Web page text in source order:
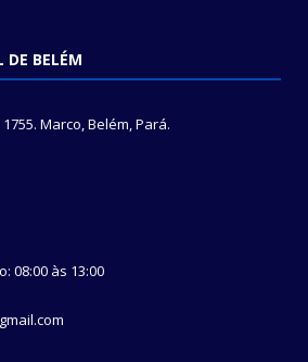
DE BELÉM
Marco, Belém, Pará.
08:00 às 13:00